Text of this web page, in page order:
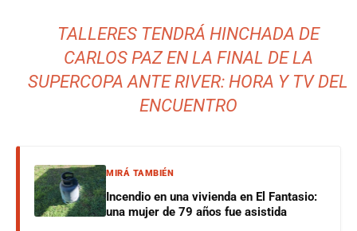
TALLERES TENDRÁ HINCHADA DE
CARLOS PAZ EN LA FINAL DE LA
SUPERCOPA ANTE RIVER: HORA Y TV DEL
ENCUENTRO
MIRÁ TAMBIÉN
Incendio en una vivienda en El Fantasio:
una mujer de 79 años fue asistida